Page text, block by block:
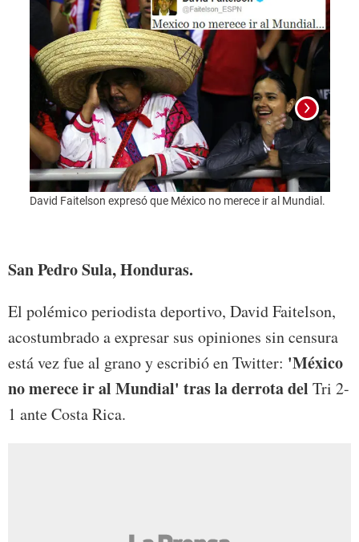
David Faitelson expresó que México no merece ir al Mundial.
San Pedro Sula, Honduras.
El polémico periodista deportivo, David Faitelson,
acostumbrado a expresar sus opiniones sin censura
está vez fue al grano y escribió en Twitter: 'México
no merece ir al Mundial' tras la derrota del Tri 2-
1 ante Costa Rica.